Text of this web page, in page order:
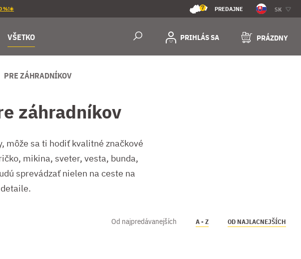
%!☀️ 7 PREDAJNE SK
VŠETKO PRIHLÁS SA PRÁZDNY
PRE ZÁHRADNÍKOV
záhradníkov
môže sa ti hodiť kvalitné značkové
mikina, sveter, vesta, bunda,
sprevádzať nielen na ceste na
Od najpredávanejších A - Z OD NAJLACNEJŠÍCH